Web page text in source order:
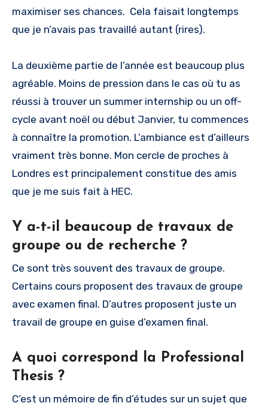
maximiser ses chances. Cela faisait longtemps
que je n’avais pas travaillé autant (rires).
La deuxième partie de l’année est beaucoup plus
agréable. Moins de pression dans le cas où tu as
réussi à trouver un summer internship ou un off-
cycle avant noël ou début Janvier, tu commences
à connaître la promotion. L’ambiance est d’ailleurs
vraiment très bonne. Mon cercle de proches à
Londres est principalement constitue des amis
que je me suis fait à HEC.
Y a-t-il beaucoup de travaux de
groupe ou de recherche ?
Ce sont très souvent des travaux de groupe.
Certains cours proposent des travaux de groupe
avec examen final. D’autres proposent juste un
travail de groupe en guise d’examen final.
A quoi correspond la Professional
Thesis ?
C’est un mémoire de fin d’études sur un sujet que